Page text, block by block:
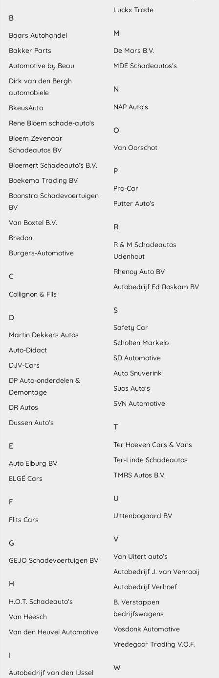
B
Baars Autohandel
Bakker Parts
Automotive by Beau
Dirk van den Bergh
automobiele
BkeusAuto
Rene Bloem schade-auto's
Bloem Zevenaar
Schadeautos BV
Bloemert Schadeauto's B.V.
Boekema Trading BV
Boonstra Schadevoertuigen
BV
Van Boxtel B.V.
Bredon
Burgers-Automotive
C
Collignon & Fils
D
Martin Dekkers Autos
Auto-Didact
DJV-Cars
DP Auto-onderdelen &
Demontage
DR Autos
Dussen Auto's
E
Auto Elburg BV
ELGÉ Cars
F
Flits Cars
G
GEJO Schadevoertuigen BV
H
H.O.T. Schadeauto's
Van Heesch
Van den Heuvel Automotive
I
Autobedrijf van den IJssel
Luckx Trade
M
De Mars B.V.
MDE Schadeautos's
N
NAP Auto's
O
Van Oorschot
P
Pro-Car
Putter Auto's
R
R & M Schadeautos
Udenhout
Rhenoy Auto BV
Autobedrijf Ed Roskam BV
S
Safety Car
Scholten Markelo
SD Automotive
Auto Snuverink
Suos Auto's
SVN Automotive
T
Ter Hoeven Cars & Vans
Ter-Linde Schadeautos
TMRS Autos B.V.
U
Uittenbogaard BV
V
Van Uitert auto's
Autobedrijf J. van Venrooij
Autobedrijf Verhoef
B. Verstappen
bedrijfswagens
Vosdonk Automotive
Vredegoor Trading V.O.F.
W